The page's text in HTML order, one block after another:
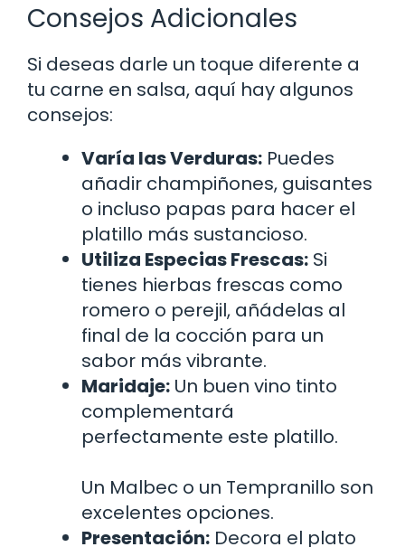
Consejos Adicionales
Si deseas darle un toque diferente a
tu carne en salsa, aquí hay algunos
consejos:
Varía las Verduras: Puedes
añadir champiñones, guisantes
o incluso papas para hacer el
platillo más sustancioso.
Utiliza Especias Frescas: Si
tienes hierbas frescas como
romero o perejil, añádelas al
final de la cocción para un
sabor más vibrante.
Maridaje: Un buen vino tinto
complementará
perfectamente este platillo.
Un Malbec o un Tempranillo son
excelentes opciones.
Presentación: Decora el plato